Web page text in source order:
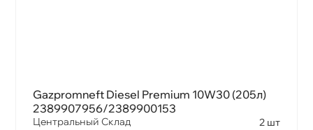
Gazpromneft Diesel Premium 10W30 (205л)
2389907956/2389900153
Центральный Склад
2 шт